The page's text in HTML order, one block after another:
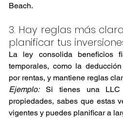
Beach.
3. Hay reglas más
planificar tus
La ley consolida beneficios
temporales, como la
por rentas, y mantiene reglas
Ejemplo: Si tienes una LLC
propiedades, sabes que estas
vigentes y puedes planificar a